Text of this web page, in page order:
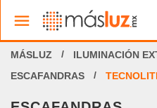
ILUMINACIÓN
ESCAFANDRAS